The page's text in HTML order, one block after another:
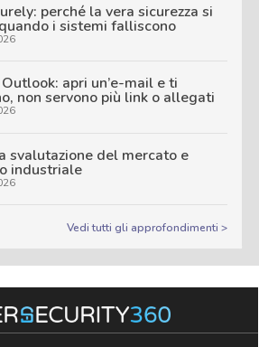
perché la vera sicurezza si
i sistemi falliscono
apri un’e-mail e ti
non servono più link o allegati
svalutazione del mercato e
industriale
Vedi tutti gli approfondimenti >